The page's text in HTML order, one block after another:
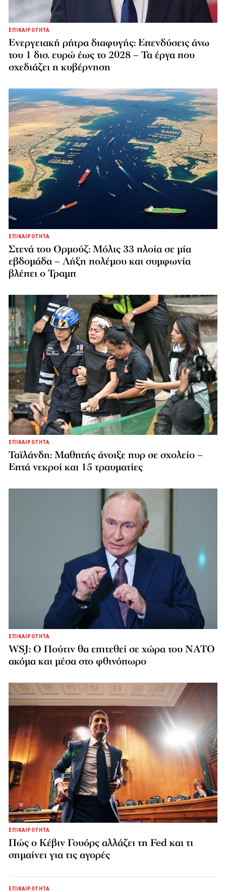
ΕΠΙΚΑΙΡΟΤΗΤΑ
Ενεργειακή ρήτρα διαφυγής: Επενδύσεις άνω
του 1 δισ. ευρώ έως το 2028 – Τα έργα που
σχεδιάζει η κυβέρνηση
ΕΠΙΚΑΙΡΟΤΗΤΑ
Στενά του Ορμούζ: Μόλις 33 πλοία σε μία
εβδομάδα – Λήξη πολέμου και συμφωνία
βλέπει ο Τραμπ
ΕΠΙΚΑΙΡΟΤΗΤΑ
Ταϊλάνδη: Μαθητής άνοιξε πυρ σε σχολείο –
Επτά νεκροί και 15 τραυματίες
ΕΠΙΚΑΙΡΟΤΗΤΑ
WSJ: Ο Πούτιν θα επιτεθεί σε χώρα του ΝΑΤΟ
ακόμα και μέσα στο φθινόπωρο
ΕΠΙΚΑΙΡΟΤΗΤΑ
Πώς ο Κέβιν Γουόρς αλλάζει τη Fed και τι
σημαίνει για τις αγορές
ΕΠΙΚΑΙΡΟΤΗΤΑ